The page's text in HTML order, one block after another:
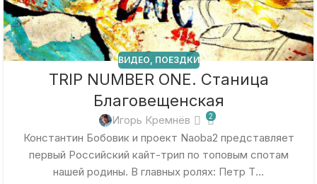
ВИДЕО, ПОЕЗДКИ
TRIP NUMBER ONE. Станица
Благовещенская
Игорь Кремнёв 2
Константин Бобовик и проект Naoba2 представляет
первый Российский кайт-трип по топовым спотам
нашей родины. В главных ролях: Петр Т...